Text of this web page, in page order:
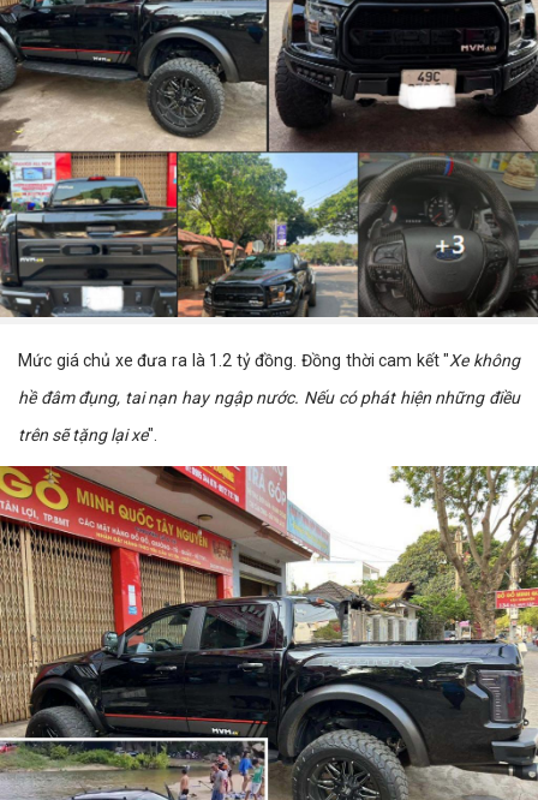
Mức giá chủ xe đưa ra là 1.2 tỷ đồng. Đồng thời cam kết "Xe không
hề đâm đụng, tai nạn hay ngập nước. Nếu có phát hiện những điều
trên sẽ tặng lại xe".